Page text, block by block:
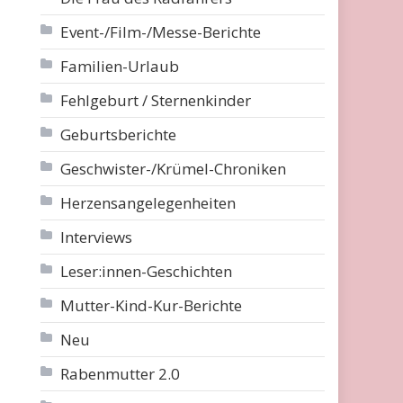
Event-/Film-/Messe-Berichte
Familien-Urlaub
Fehlgeburt / Sternenkinder
Geburtsberichte
Geschwister-/Krümel-Chroniken
Herzensangelegenheiten
Interviews
Leser:innen-Geschichten
Mutter-Kind-Kur-Berichte
Neu
Rabenmutter 2.0